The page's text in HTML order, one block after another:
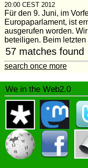
20:00 CEST 2012
Für den 9. Juni, im
Europaparlament, ist
ausgerufen worden.
beteiligen. Beim letzten
57 matches found
search once more
We in the Web2.0